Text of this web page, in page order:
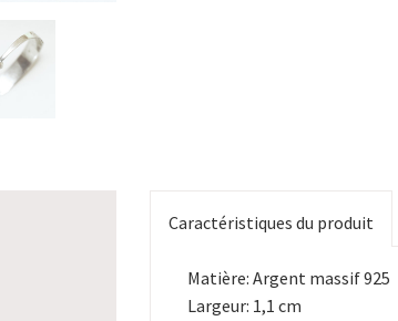
Caractéristiques du produit
Matière: Argent massif 925
Largeur: 1,1 cm